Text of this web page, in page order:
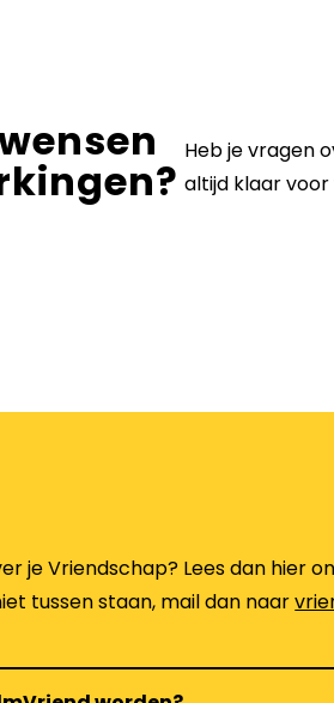
Heb je vragen
altijd klaar
je Vriendschap? Lees dan hier
tussen staan, mail dan naar